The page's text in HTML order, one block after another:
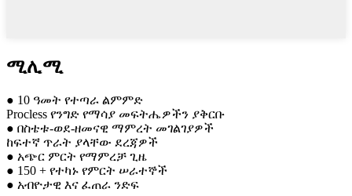
ሚሊሚ
● 10 ዓመት የተጣራ ልምምድ
Procless የንግድ የማሳያ መፍትሔዎችን ያቅርቡ
● በስቴቱ-ወደ-ዘመናዊ ማምረት መገልገያዎች
ከፍተኛ ጥራት ያላቸው ደረጃዎች
● አጭር ምርት የማምረቻ ጊዜ
● 150 + የተካኑ የምርት ሠራተኞች
● አብዮታዊ እና ፈጠራ ንድፍ